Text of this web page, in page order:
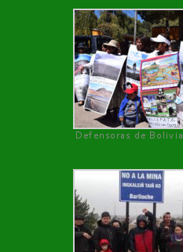
Defensoras de Bolivia